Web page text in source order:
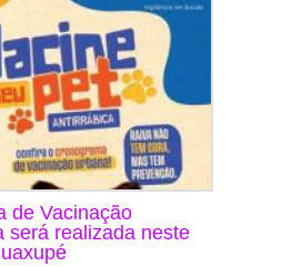
de Vacinação
será realizada neste